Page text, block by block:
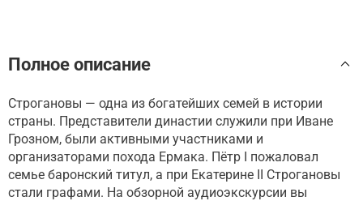
Полное описание
Строгановы — одна из богатейших семей в истории
страны. Представители династии служили при Иване
Грозном, были активными участниками и
организаторами похода Ермака. Пётр I пожаловал
семье баронский титул, а при Екатерине II Строгановы
стали графами. На обзорной аудиоэкскурсии вы